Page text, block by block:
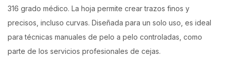
316 grado médico. La hoja permite crear trazos finos y
precisos, incluso curvas. Diseñada para un solo uso, es ideal
para técnicas manuales de pelo a pelo controladas, como
parte de los servicios profesionales de cejas.